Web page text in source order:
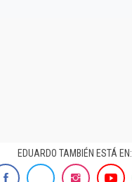
EDUARDO TAMBIÉN ESTÁ EN: